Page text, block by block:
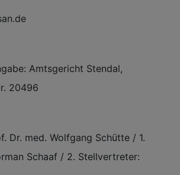
Amtsgericht Stendal,
20496
Dr. med. Wolfgang Schütte / 1.
Schaaf / 2. Stellvertreter: